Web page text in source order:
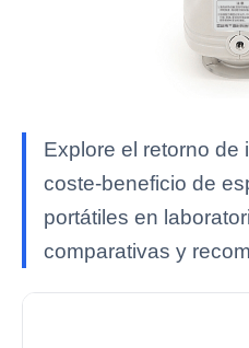
Explore el retorno de
coste-beneficio de
portátiles en
comparativas y